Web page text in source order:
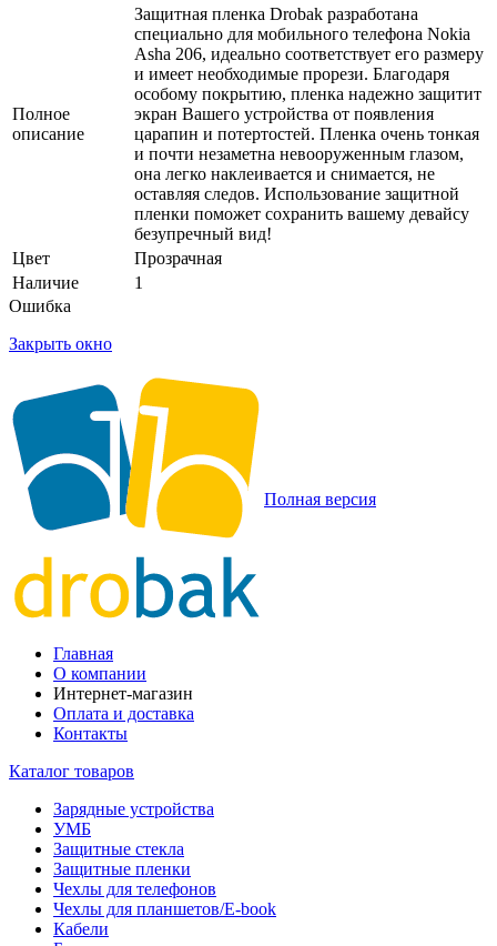
Полное
описание
Защитная пленка Drobak разработана
специально для мобильного телефона Nokia
Asha 206, идеально соответствует его размеру
и имеет необходимые прорези. Благодаря
особому покрытию, пленка надежно защитит
экран Вашего устройства от появления
царапин и потертостей. Пленка очень тонкая
и почти незаметна невооруженным глазом,
она легко наклеивается и снимается, не
оставляя следов. Использование защитной
пленки поможет сохранить вашему девайсу
безупречный вид!
Цвет
Прозрачная
Наличие
1
Ошибка
Закрыть окно
Полная версия
Главная
О компании
Интернет-магазин
Оплата и доставка
Контакты
Каталог товаров
Зарядные устройства
УМБ
Защитные стекла
Защитные пленки
Чехлы для телефонов
Чехлы для планшетов/E-book
Кабели